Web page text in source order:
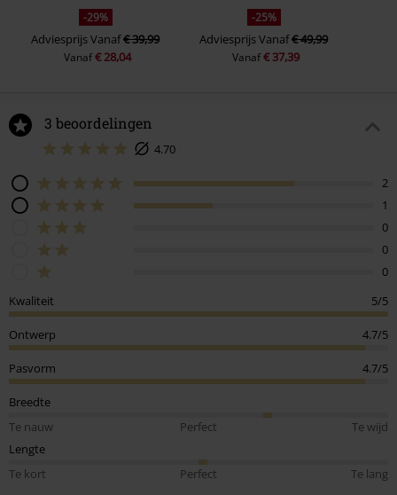
-29%
AdviesprijsVanaf€ 39,99
Vanaf€ 28,04
-25%
AdviesprijsVanaf€ 49,99
Vanaf€ 37,39
3 beoordelingen
4.70
2
1
0
0
0
Kwaliteit
5/5
Ontwerp 4.7/5
Pasvorm 4.7/5
Breedte
Te nauw
Perfect
Te wijd
Lengte
Te kort
Perfect Te lang